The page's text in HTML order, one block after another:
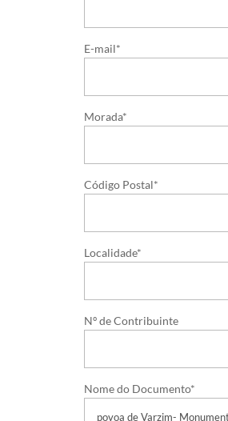
E-mail*
Morada*
Código Postal*
Localidade*
Nº de Contribuinte
Nome do Documento*